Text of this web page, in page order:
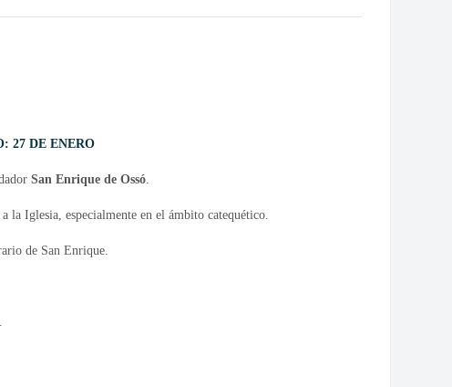
27 DE ENERO
San Enrique de Ossó
la Iglesia, especialmente en el ámbito catequético.
de San Enrique.